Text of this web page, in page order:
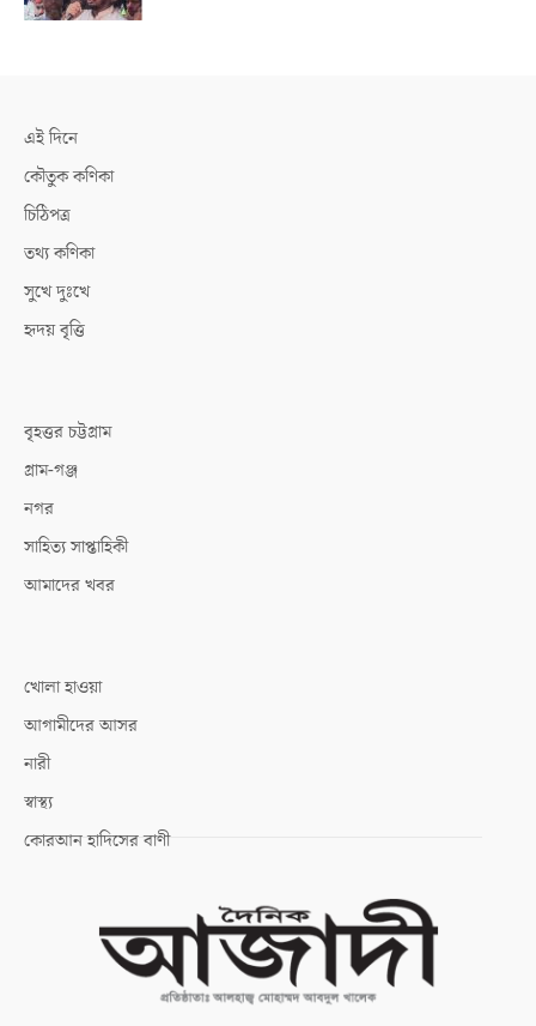
এই দিনে
কৌতুক কণিকা
চিঠিপত্র
তথ্য কণিকা
সুখে দুঃখে
হৃদয় বৃত্তি
বৃহত্তর চট্টগ্রাম
গ্রাম-গঞ্জ
নগর
সাহিত্য সাপ্তাহিকী
আমাদের খবর
খোলা হাওয়া
আগামীদের আসর
নারী
স্বাস্থ্য
কোরআন হাদিসের বাণী